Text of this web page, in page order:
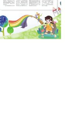
潘九歌
就会想起在